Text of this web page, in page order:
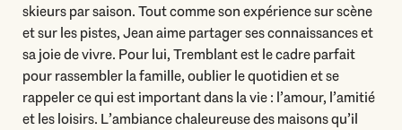
skieurs par saison. Tout comme son expérience sur scène
et sur les pistes, Jean aime partager ses connaissances et
sa joie de vivre. Pour lui, Tremblant est le cadre parfait
pour rassembler la famille, oublier le quotidien et se
rappeler ce qui est important dans la vie : l’amour, l’amitié
et les loisirs. L’ambiance chaleureuse des maisons qu’il